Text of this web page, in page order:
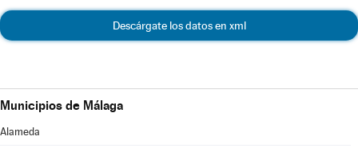
Descárgate los datos en xml
Municipios de Málaga
Alameda